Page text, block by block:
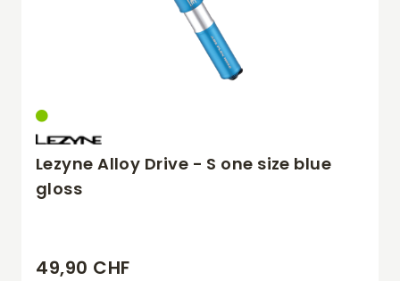
Lezyne Alloy Drive - S one size blue
gloss
49,90 CHF